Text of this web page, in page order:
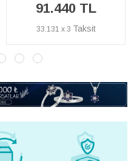
102.250 TL
37.047 x 3